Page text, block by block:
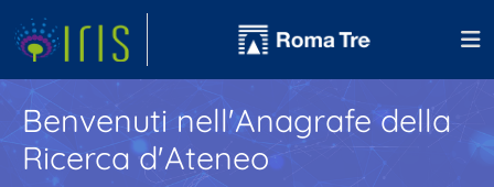
Benvenuti nell'Anagrafe della
Ricerca d'Ateneo